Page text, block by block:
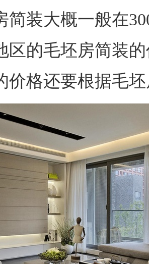
装大概一般在
区的毛坯房简装
价格还要根据毛